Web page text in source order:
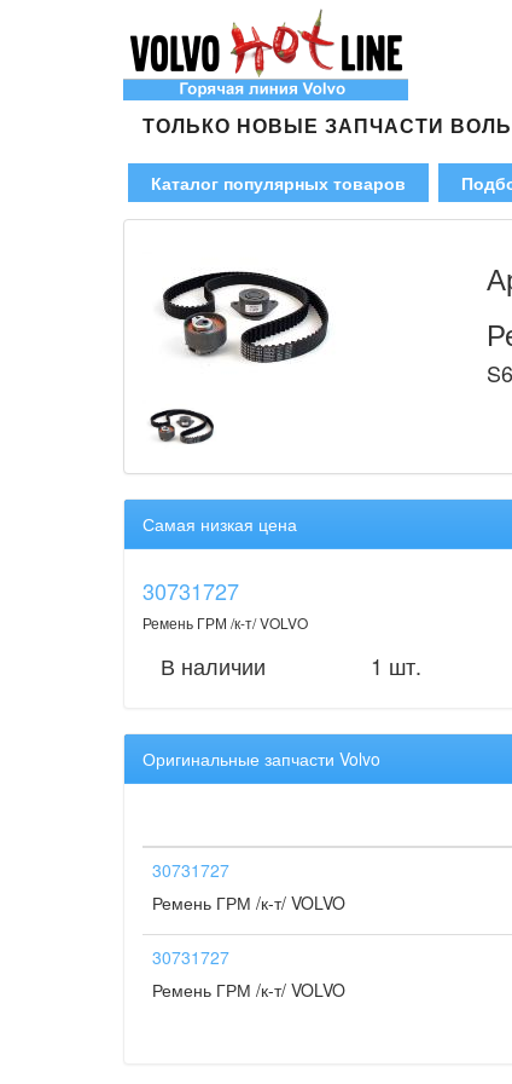
ТОЛЬКО НОВЫЕ ЗАПЧАСТИ
Каталог популярных товаров
Самая низкая цена
30731727
Ремень ГРМ /к-т/ VOLVO
В наличии 1 шт.
Оригинальные запчасти Volvo
30731727
Ремень ГРМ /к-т/ VOLVO
30731727
Ремень ГРМ /к-т/ VOLVO